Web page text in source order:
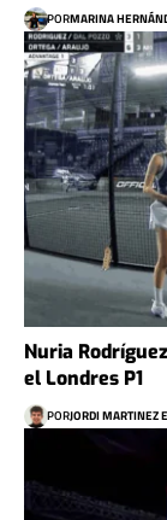
PORMARINA
Nuria
el Londres P1
PORJORDI MARTINEZ